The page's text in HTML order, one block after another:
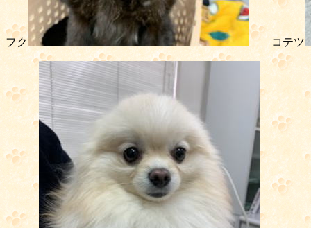
フク コテツ